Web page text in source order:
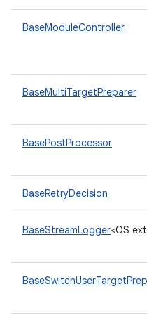
BaseModuleController
BaseMultiTargetPreparer
BasePostProcessor
BaseRetryDecision
BaseStreamLogger<OS